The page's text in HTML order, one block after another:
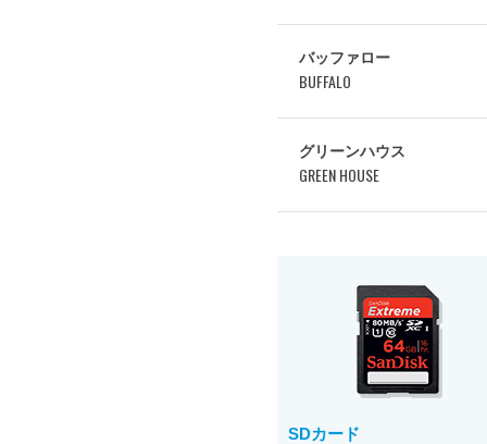
バッファロー
BUFFALO
グリーンハウス
GREEN HOUSE
SDカード